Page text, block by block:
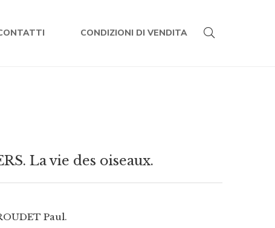
CONDIZIONI DI VENDITA
La vie des oiseaux.
Paul.